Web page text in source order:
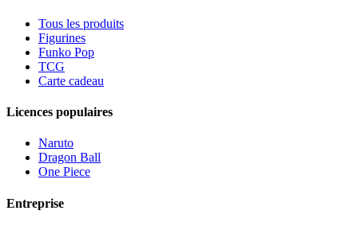
Tous les produits
Figurines
Funko Pop
TCG
Carte cadeau
Licences populaires
Naruto
Dragon Ball
One Piece
Entreprise